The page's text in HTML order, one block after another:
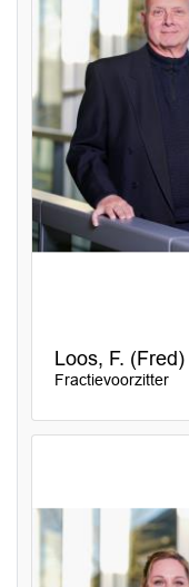
Loos, F. (Fred)
Fractievoorzitter